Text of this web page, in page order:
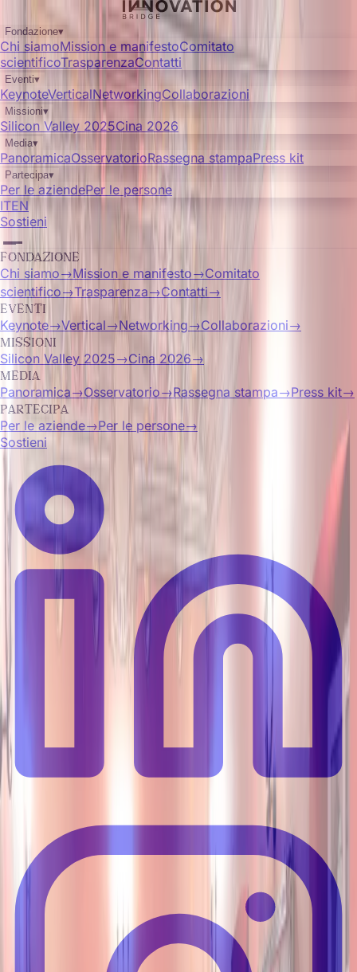
Fondazione▾
Chi siamoMission e manifestoComitato
scientificoTrasparenzaContatti
Eventi▾
KeynoteVerticalNetworkingCollaborazioni
Missioni▾
Silicon Valley 2025Cina 2026
Media▾
PanoramicaOsservatorioRassegna stampaPress kit
Partecipa▾
Per le aziendePer le persone
ITEN
Sostieni
FONDAZIONE
Chi siamo→Mission e manifesto→Comitato
scientifico→Trasparenza→Contatti→
EVENTI
Keynote→Vertical→Networking→Collaborazioni→
MISSIONI
Silicon Valley 2025→Cina 2026→
MEDIA
Panoramica→Osservatorio→Rassegna stampa→Press kit→
PARTECIPA
Per le aziende→Per le persone→
Sostieni